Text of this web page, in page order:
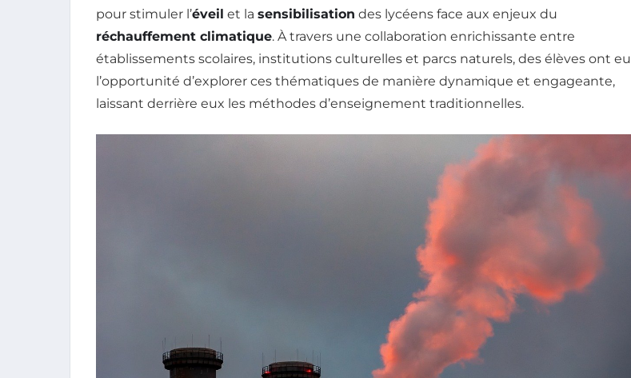
pour stimuler l’éveil et la sensibilisation des lycéens face aux enjeux du
réchauffement climatique. À travers une collaboration enrichissante entre
établissements scolaires, institutions culturelles et parcs naturels, des élèves ont eu
l’opportunité d’explorer ces thématiques de manière dynamique et engageante,
laissant derrière eux les méthodes d’enseignement traditionnelles.